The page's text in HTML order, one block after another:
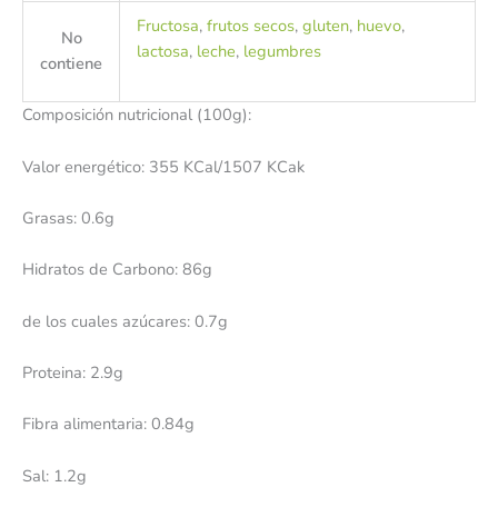
No
contiene
Fructosa, frutos secos, gluten, huevo,
lactosa, leche, legumbres
Composición nutricional (100g):
Valor energético: 355 KCal/1507 KCak
Grasas: 0.6g
Hidratos de Carbono: 86g
de los cuales azúcares: 0.7g
Proteina: 2.9g
Fibra alimentaria: 0.84g
Sal: 1.2g